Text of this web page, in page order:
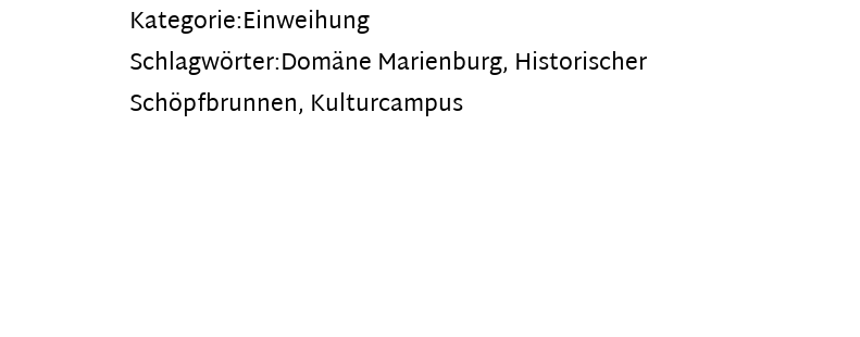
Kategorie:Einweihung
Schlagwörter:Domäne Marienburg, Historischer
Schöpfbrunnen, Kulturcampus